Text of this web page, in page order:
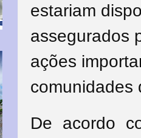
estariam
assegurados
ações
comunidades
De acordo